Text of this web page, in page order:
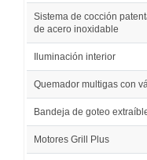
Sistema de cocción
de acero inoxidable
Iluminación interior
Quemador multigas con
Bandeja de goteo
Motores Grill Plus